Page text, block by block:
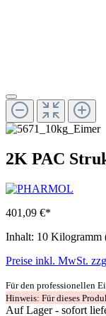
2K PAC
401,09 €*
Inhalt: 10 Kilogramm
Preise inkl. MwSt.
Für den professionellen
Hinweis: Für dieses
Auf Lager - sofort